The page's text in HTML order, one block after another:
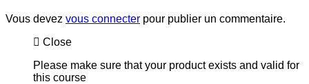
Vous devez vous connecter pour publier un commentaire.
Close
Please make sure that your product exists and valid for
this course